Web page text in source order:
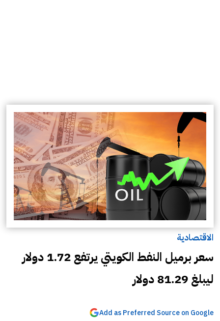
الاقتصادية
سعر برميل النفط الكويتي يرتفع 1.72 دولار
ليبلغ 81.29 دولار
Add as Preferred Source on Google